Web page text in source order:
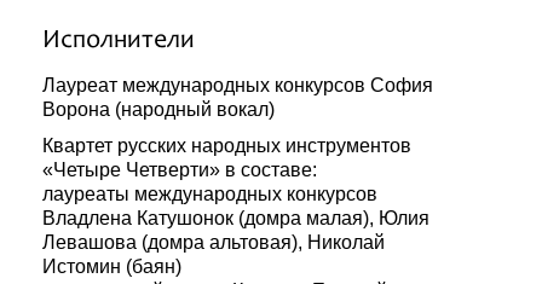
Исполнители
Лауреат международных конкурсов София
Ворона (народный вокал)
Квартет русских народных инструментов
«Четыре Четверти» в составе:
лауреаты международных конкурсов
Владлена Катушонок (домра малая), Юлия
Левашова (домра альтовая), Николай
Истомин (баян)